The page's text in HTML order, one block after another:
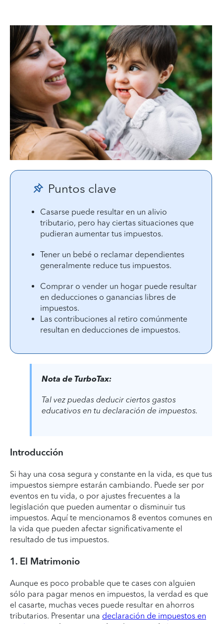
Puntos clave
Casarse puede resultar en un alivio
tributario, pero hay ciertas situaciones que
pudieran aumentar tus impuestos.
Tener un bebé o reclamar dependientes
generalmente reduce tus impuestos.
Comprar o vender un hogar puede resultar
en deducciones o ganancias libres de
impuestos.
Las contribuciones al retiro comúnmente
resultan en deducciones de impuestos.
Nota de TurboTax:
Tal vez puedas deducir ciertos gastos
educativos en tu declaración de impuestos.
Introducción
Si hay una cosa segura y constante en la vida, es que tus
impuestos siempre estarán cambiando. Puede ser por
eventos en tu vida, o por ajustes frecuentes a la
legislación que pueden aumentar o disminuir tus
impuestos. Aquí te mencionamos 8 eventos comunes en
la vida que pueden afectar significativamente el
resultado de tus impuestos.
1. El Matrimonio
Aunque es poco probable que te cases con alguien
sólo para pagar menos en impuestos, la verdad es que
el casarte, muchas veces puede resultar en ahorros
tributarios. Presentar una declaración de impuestos en